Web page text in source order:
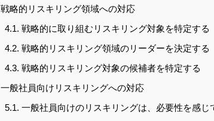
戦略的リスキリング領域への対応
4.1. 戦略的に取り組むリスキリング対象を特定する
4.2. 戦略的リスキリング領域のリーダーを決定する
4.3. 戦略的リスキリング対象の候補者を特定する
一般社員向けリスキリングへの対応
5.1. 一般社員向けのリスキリングは、必要性を感じ